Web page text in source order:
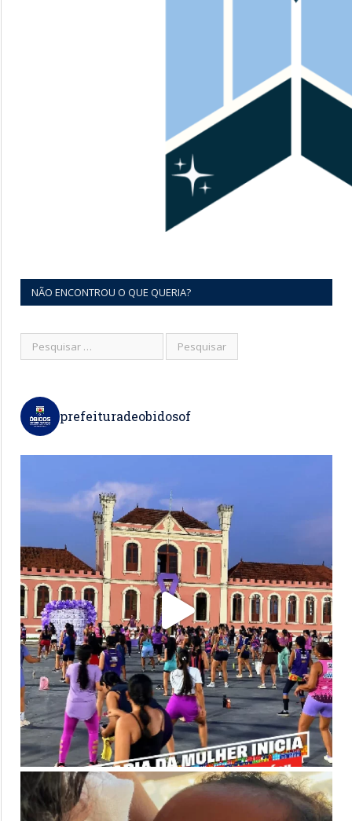
NÃO ENCONTROU O QUE QUERIA?
prefeituradeobidosof